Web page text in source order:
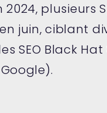
2024,
juin, ciblant
SEO Black